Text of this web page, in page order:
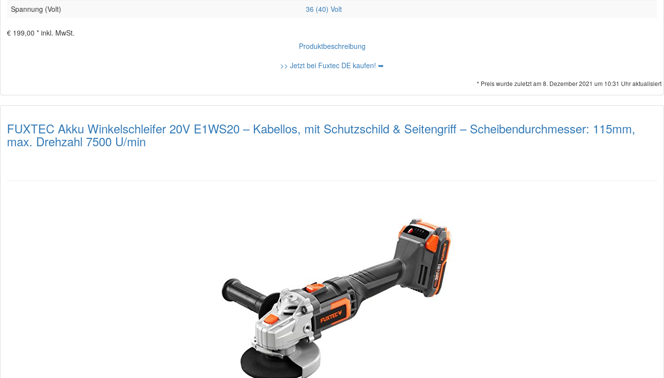
Spannung (Volt)
36 (40) Volt
€ 199,00 * inkl. MwSt.
Produktbeschreibung
>> Jetzt bei Fuxtec DE kaufen! ➥
* Preis wurde zuletzt am 8. Dezember 2021 um 10:31 Uhr aktualisiert
FUXTEC Akku Winkelschleifer 20V E1WS20 – Kabellos, mit Schutzschild & Seitengriff – Scheibendurchmesser: 115mm,
max. Drehzahl 7500 U/min